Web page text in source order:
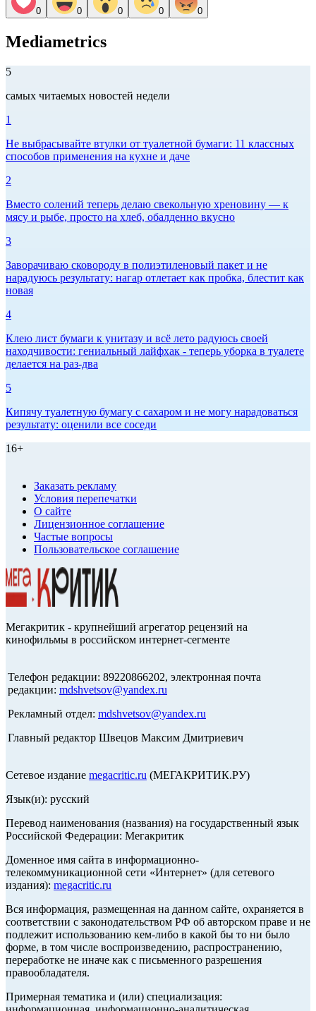
0 0 0 0 0
Mediametrics
5
самых читаемых новостей недели
1
Не выбрасывайте втулки от туалетной бумаги: 11 классных
способов применения на кухне и даче
2
Вместо солений теперь делаю свекольную хреновину — к
мясу и рыбе, просто на хлеб, обалденно вкусно
3
Заворачиваю сковороду в полиэтиленовый пакет и не
нарадуюсь результату: нагар отлетает как пробка, блестит как
новая
4
Клею лист бумаги к унитазу и всё лето радуюсь своей
находчивости: гениальный лайфхак - теперь уборка в туалете
делается на раз-два
5
Кипячу туалетную бумагу с сахаром и не могу нарадоваться
результату: оценили все соседи
16+
Заказать рекламу
Условия перепечатки
О сайте
Лицензионное соглашение
Частые вопросы
Пользовательское соглашение
Мегакритик - крупнейший агрегатор рецензий на
кинофильмы в российском интернет-сегменте
Телефон редакции: 89220866202, электронная почта
редакции: mdshvetsov@yandex.ru
Рекламный отдел: mdshvetsov@yandex.ru
Главный редактор Швецов Максим Дмитриевич
Сетевое издание megacritic.ru (МЕГАКРИТИК.РУ)
Язык(и): русский
Перевод наименования (названия) на государственный язык
Российской Федерации: Мегакритик
Доменное имя сайта в информационно-
телекоммуникационной сети «Интернет» (для сетевого
издания): megacritic.ru
Вся информация, размещенная на данном сайте, охраняется в
соответствии с законодательством РФ об авторском праве и не
подлежит использованию кем-либо в какой бы то ни было
форме, в том числе воспроизведению, распространению,
переработке не иначе как с письменного разрешения
правообладателя.
Примерная тематика и (или) специализация: